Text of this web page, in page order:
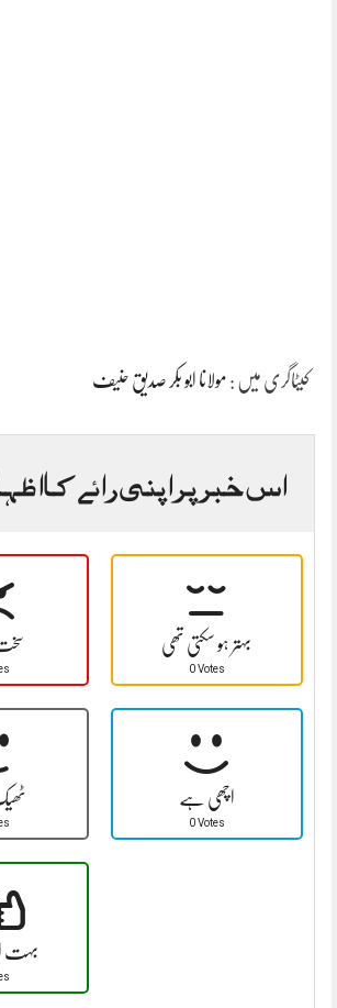
کیٹاگری میں : مولانا ابو بکر صدیق حنیف
اس خبر پر اپنی رائے کا
سخت بہتر ہو سکتی تھی
0 Votes
اچھی ہے
0 Votes
بہت